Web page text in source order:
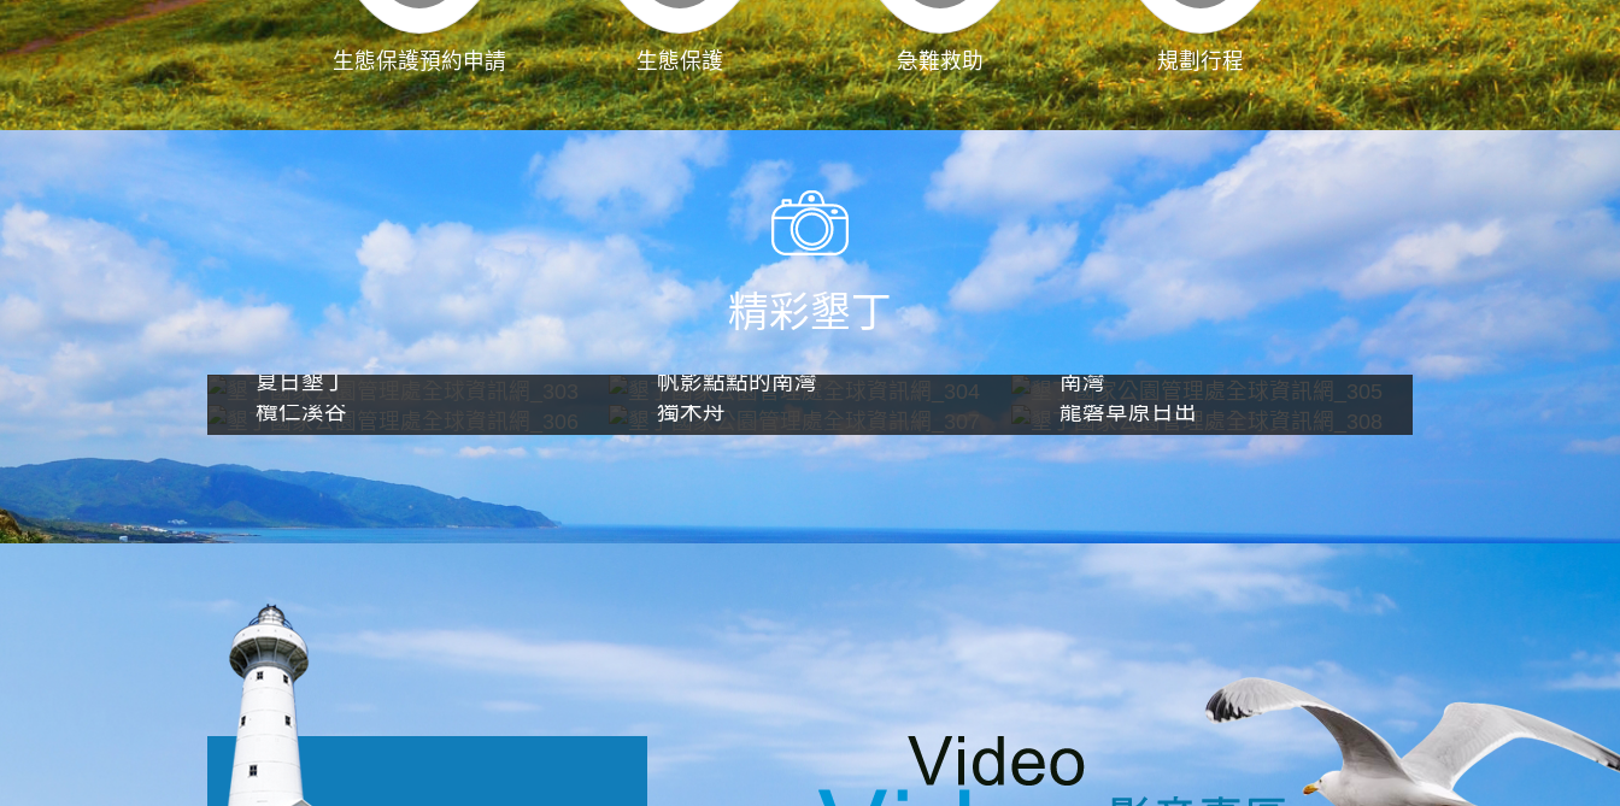
生態保護預約申請 生態保護 急難救助 規劃行程 影像直播
精彩墾丁
夏日墾丁 帆影點點的南灣
南灣
欖仁溪谷
獨木舟 龍磐草原日出